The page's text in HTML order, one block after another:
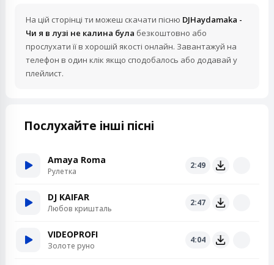
На цій сторінці ти можеш скачати пісню DJHaydamaka -
Чи я в лузі не калина була безкоштовно або
прослухати її в хорошій якості онлайн. Завантажуй на
телефон в один клік якщо сподобалось або додавай у
плейлист.
Послухайте інші пісні
Amaya Roma
Рулетка
2:49
DJ KAIFAR
Любов кришталь
2:47
VIDEOPROFI
Золоте руно
4:04